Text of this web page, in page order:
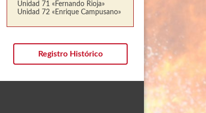
Unidad 71 «Fernando Rioja»
Unidad 72 «Enrique Campusano»
Registro Histórico